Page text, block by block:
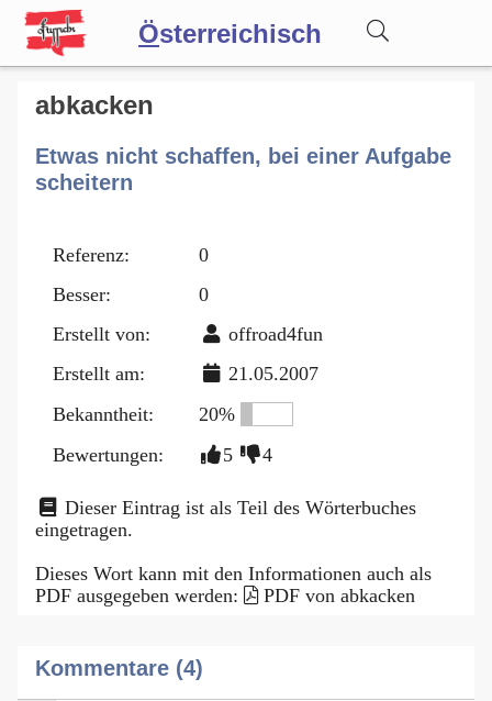
Österreichisch
Wörterbuch
Forum
abkacken
Etwas nicht schaffen, bei einer Aufgabe
scheitern
Referenz:
0
Besser:
0
Erstellt von:
offroad4fun
Erstellt am:
21.05.2007
Bekanntheit:
20%
Bewertungen:
5 4
Dieser Eintrag ist als Teil des Wörterbuches
eingetragen.
Dieses Wort kann mit den Informationen auch als
PDF ausgegeben werden:
PDF von abkacken
Kommentare (4)